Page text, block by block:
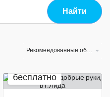
Рекомендованные объявления
бесплатно